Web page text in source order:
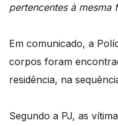
pertencentes à mesma
Em comunicado, a
corpos foram
residência, na
Segundo a PJ, as